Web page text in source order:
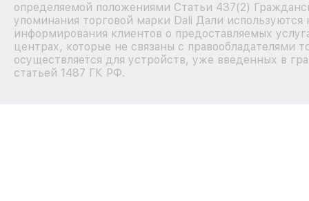
определяемой положениями Статьи 437(2)
упоминания торговой марки Dali Дали
информирования клиентов о предоставляемых
центрах, которые не связаны с правообладателями
осуществляется для устройств, уже введенных в
статьей 1487 ГК РФ.